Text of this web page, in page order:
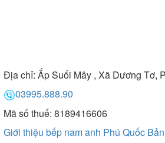
Địa chỉ: Ấp Suối Mây , Xã Dương Tơ,
03995.888.90
Mã số thuế: 8189416606
Giới thiệu bếp nam anh Phú Quốc